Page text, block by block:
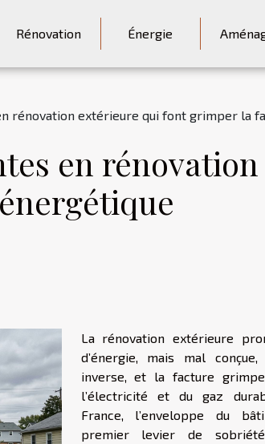
Rénovation Énergie
rénovation extérieure qui font grimper la
en
La rénovation extérieure
d’énergie, mais mal
inverse, et la facture
l’électricité et du gaz
France, l’enveloppe du
premier levier de